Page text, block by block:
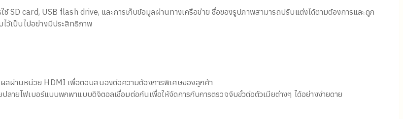
SD card, USB flash drive, และการเก็บข้อมูลผ่านทางเครือข่าย ชื่อของรูปภาพสามารถปรับแต่งได้ตามต้องการและถูก
ว้เป็นไปอย่างมีประสิทธิภาพ
ลผ่านหน่วย HDMI เพื่อตอบสนองต่อความต้องการพิเศษของลูกค้า
ายไฟเบอร์แบบพกพาแบบดิจิตอลเชื่อมต่อกันเพื่อให้จัดการกับการตรวจจับขั้วต่อตัวเมียต่างๆ ได้อย่างง่ายดาย